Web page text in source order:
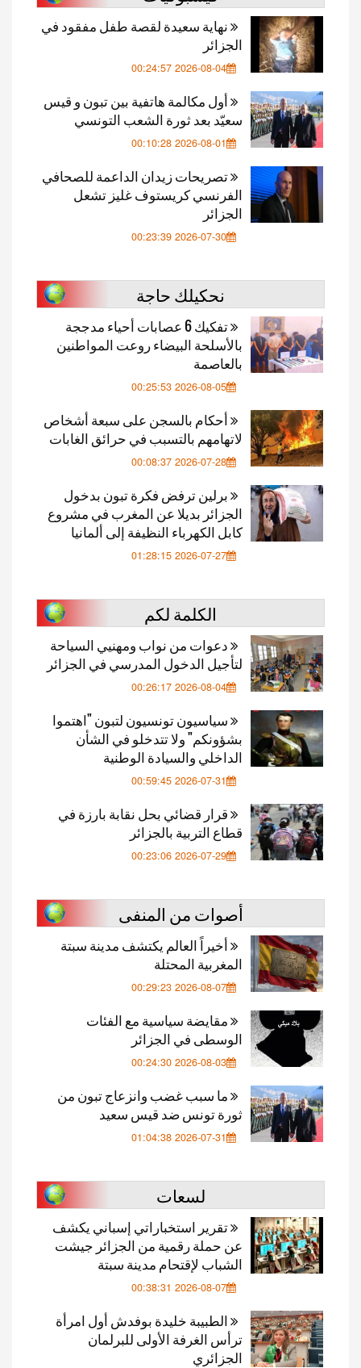
نهاية سعيدة لقصة طفل مفقود في
الجزائر
2026-08-04 00:24:57
أول مكالمة هاتفية بين تبون و قيس
سعيّد بعد ثورة الشعب التونسي
2026-08-01 00:10:28
تصريحات زيدان الداعمة للصحافي
الفرنسي كريستوف غليز تشعل
الجزائر
2026-07-30 00:23:39
نحكيلك حاجة
تفكيك 6 عصابات أحياء مدججة
بالأسلحة البيضاء روعت المواطنين
بالعاصمة
2026-08-05 00:25:53
أحكام بالسجن على سبعة أشخاص
لاتهامهم بالتسبب في حرائق الغابات
2026-07-28 00:08:37
برلين ترفض فكرة تبون بدخول
الجزائر بديلا عن المغرب في مشروع
كابل الكهرباء النظيفة إلى ألمانيا
2026-07-27 01:28:15
الكلمة لكم
دعوات من نواب ومهنيي السياحة
لتأجيل الدخول المدرسي في الجزائر
2026-08-04 00:26:17
سياسيون تونسيون لتبون "اهتموا
بشؤونكم" ولا تتدخلو في الشأن
الداخلي والسيادة الوطنية
2026-07-31 00:59:45
قرار قضائي بحل نقابة بارزة في
قطاع التربية بالجزائر
2026-07-29 00:23:06
أصوات من المنفى
أخيراً العالم يكتشف مدينة سبتة
المغربية المحتلة
2026-08-07 00:29:23
مقايضة سياسية مع الفئات
الوسطى في الجزائر
2026-08-03 00:24:30
ما سبب غضب وانزعاج تبون من
ثورة تونس ضد قيس سعيد
2026-07-31 01:04:38
لسعات
تقرير استخباراتي إسباني يكشف
عن حملة رقمية من الجزائر جيشت
الشباب لإقتحام مدينة سبتة
2026-08-07 00:38:31
الطبيبة خليدة بوفدش أول امرأة
ترأس الغرفة الأولى للبرلمان
الجزائري